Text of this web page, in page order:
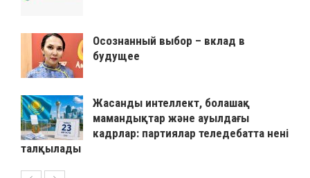
Осознанный выбор – вклад в
будущее
Жасанды интеллект, болашақ
мамандықтар және ауылдағы
кадрлар: партиялар теледебатта нені
талқылады